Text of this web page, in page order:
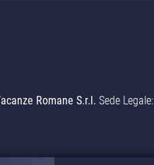
Romane S.r.l. Sede